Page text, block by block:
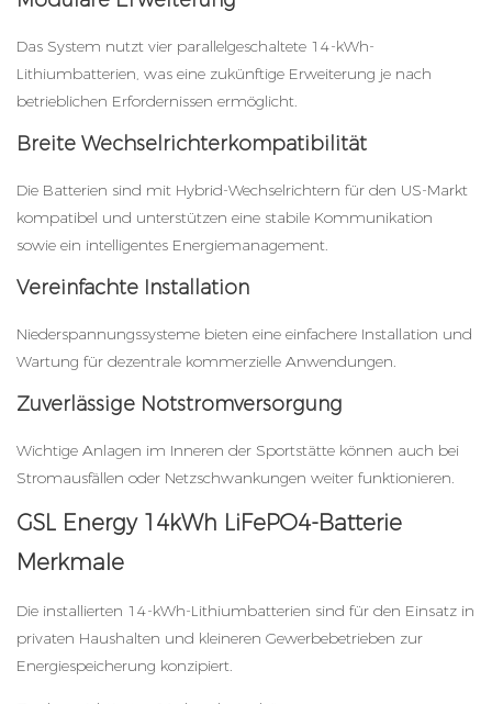
Das System nutzt vier parallelgeschaltete 14-kWh-
Lithiumbatterien, was eine zukünftige Erweiterung je nach
betrieblichen Erfordernissen ermöglicht.
Breite Wechselrichterkompatibilität
Die Batterien sind mit Hybrid-Wechselrichtern für den US-Markt
kompatibel und unterstützen eine stabile Kommunikation
sowie ein intelligentes Energiemanagement.
Vereinfachte Installation
Niederspannungssysteme bieten eine einfachere Installation und
Wartung für dezentrale kommerzielle Anwendungen.
Zuverlässige Notstromversorgung
Wichtige Anlagen im Inneren der Sportstätte können auch bei
Stromausfällen oder Netzschwankungen weiter funktionieren.
GSL Energy14kWh LiFePO4-Batterie
Merkmale
Die installierten 14-kWh-Lithiumbatterien sind für den Einsatz in
privaten Haushalten und kleineren Gewerbebetrieben zur
Energiespeicherung konzipiert.